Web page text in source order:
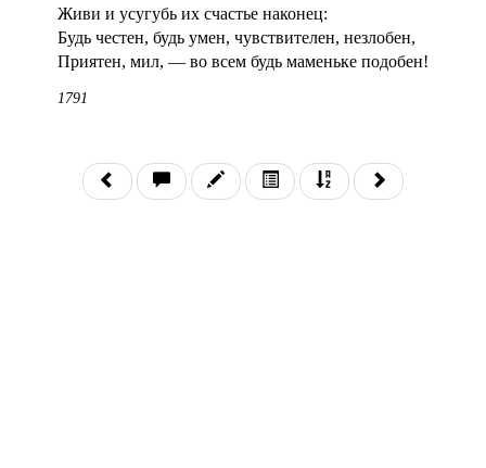
Живи и усугубь их счастье наконец:
Будь честен, будь умен, чувствителен, незлобен,
Приятен, мил, — во всем будь маменьке подобен!
1791